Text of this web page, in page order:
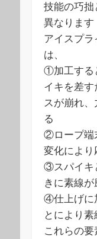
技能の巧拙
異なります
アイスプ
は、
①加工する
イキを差
スが崩れ
る
②ロープ端
変化により
③スパイキ
きに素線が
④仕上げに
とにより
これらの